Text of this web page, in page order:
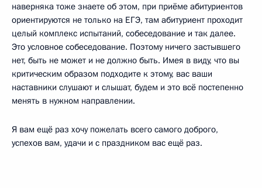
наверняка тоже знаете об этом, при приёме абитуриентов
ориентируются не только на ЕГЭ, там абитуриент проходит
целый комплекс испытаний, собеседование и так далее.
Это условное собеседование. Поэтому ничего застывшего
нет, быть не может и не должно быть. Имея в виду, что вы
критическим образом подходите к этому, вас ваши
наставники слушают и слышат, будем и это всё постепенно
менять в нужном направлении.
Я вам ещё раз хочу пожелать всего самого доброго,
успехов вам, удачи и с праздником вас ещё раз.